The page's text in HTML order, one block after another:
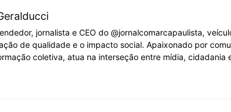
jornalista e CEO do @jornalcomarcapaulista,
de qualidade e o impacto social. Apaixonado por
coletiva, atua na interseção entre mídia, cidadania